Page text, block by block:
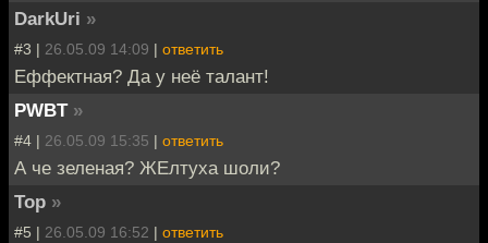
DarkUri »
#3 | 26.05.09 14:09 | ответить
Еффектная? Да у неё талант!
PWBT »
#4 | 26.05.09 15:35 | ответить
А че зеленая? ЖЕлтуха шоли?
Тор »
#5 | 26.05.09 16:52 | ответить